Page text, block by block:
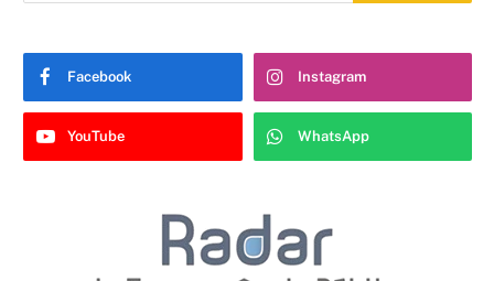
Facebook Instagram
YouTube WhatsApp